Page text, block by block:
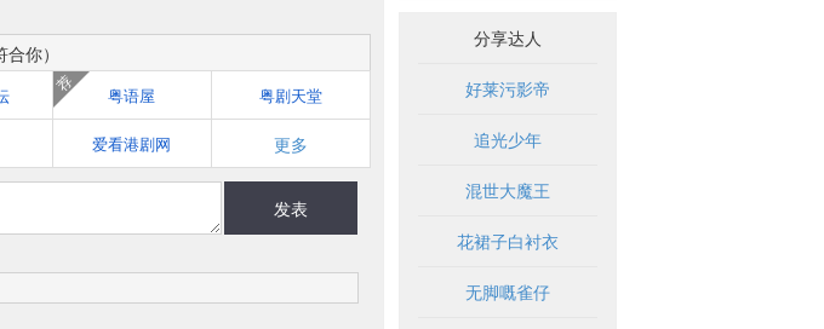
你）
粤语屋
荐
粤剧天堂
爱看港剧网 更多
发表
分享达人
好莱污影帝
追光少年
混世大魔王
花裙子白衬衣
无脚嘅雀仔